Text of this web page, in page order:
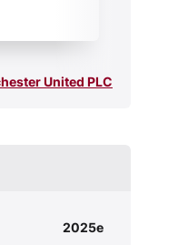
United PLC
2025e